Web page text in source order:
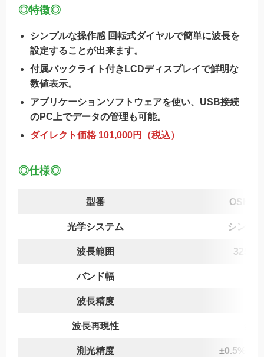
◎特徴◎
シンプルな操作感 回転式ダイヤルで簡単に波長を
設定することが出来ます。
付属バックライト付きLCDディスプレイで鮮明な
数値表示。
アプリケーションソフトウェアを使い、USB接続
のPC上でデータの管理も可能。
ダイレクト価格 101,000円（税込）
◎仕様◎
型番 OSK
光学システム シング
波長範囲 325-
バンド幅
波長精度
波長再現性
測光精度 ±0.5%T（